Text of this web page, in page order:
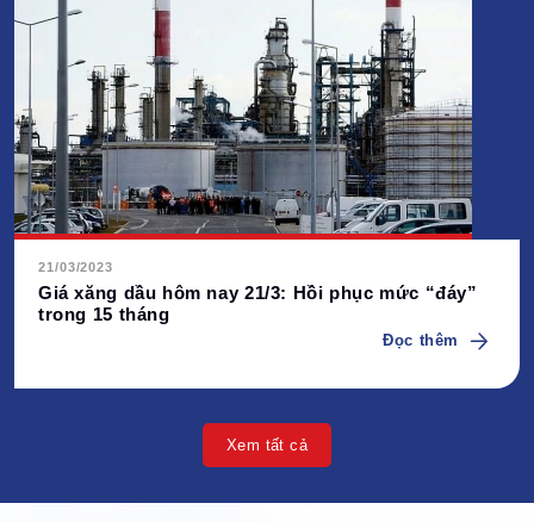
21/03/2023
Giá xăng dầu hôm nay 21/3: Hồi phục mức “đáy”
trong 15 tháng
Đọc thêm
Xem tất cả